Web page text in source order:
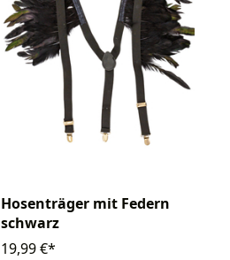
Hosenträger mit Federn
schwarz
19,99 €*